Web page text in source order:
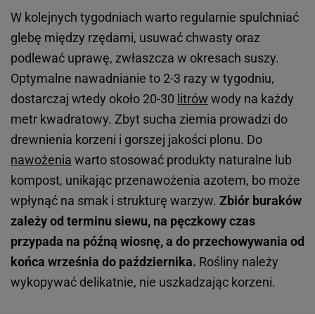
W kolejnych tygodniach warto regularnie spulchniać
glebę między rzędami, usuwać chwasty oraz
podlewać uprawę, zwłaszcza w okresach suszy.
Optymalne nawadnianie to 2-3 razy w tygodniu,
dostarczaj wtedy około 20-30 litrów wody na każdy
metr kwadratowy. Zbyt sucha ziemia prowadzi do
drewnienia korzeni i gorszej jakości plonu. Do
nawożenia warto stosować produkty naturalne lub
kompost, unikając przenawożenia azotem, bo może
wpłynąć na smak i strukturę warzyw. Zbiór buraków
zależy od terminu siewu, na pęczkowy czas
przypada na późną wiosnę, a do przechowywania od
końca września do października. Rośliny należy
wykopywać delikatnie, nie uszkadzając korzeni.